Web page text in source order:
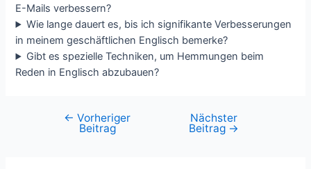
E-Mails verbessern?
Wie lange dauert es, bis ich signifikante Verbesserungen
in meinem geschäftlichen Englisch bemerke?
Gibt es spezielle Techniken, um Hemmungen beim
Reden in Englisch abzubauen?
Beitragsnavigation
← Vorheriger
Beitrag
Nächster
Beitrag →